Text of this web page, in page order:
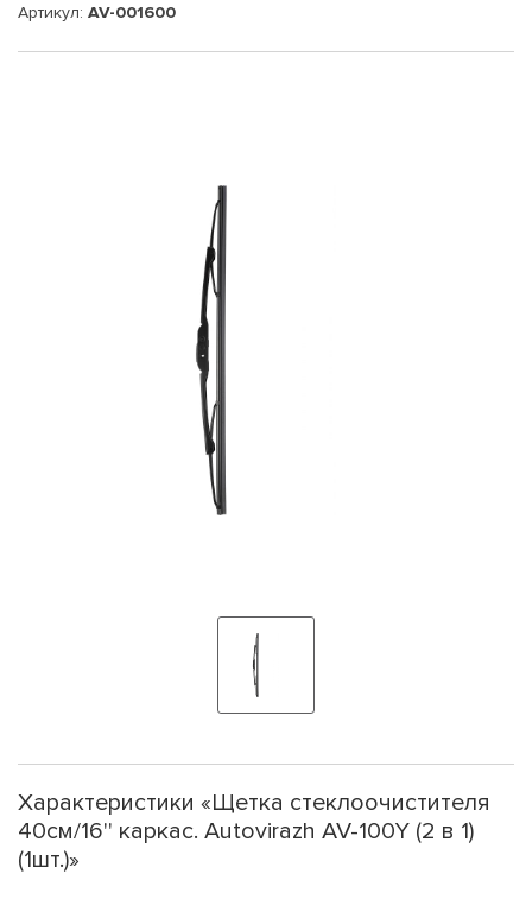
Артикул: AV-001600
Характеристики «Щетка стеклоочистителя
40см/16'' каркас. Autovirazh AV-100Y (2 в 1)
(1шт.)»